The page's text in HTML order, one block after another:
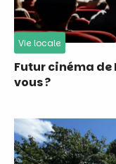
Vie locale
Futur cinéma
vous ?